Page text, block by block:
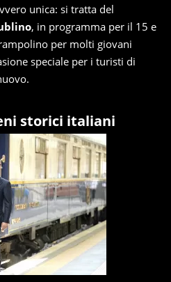
unica: si tratta del
, in programma per il 15 e
per molti giovani
speciale per i turisti di
storici italiani